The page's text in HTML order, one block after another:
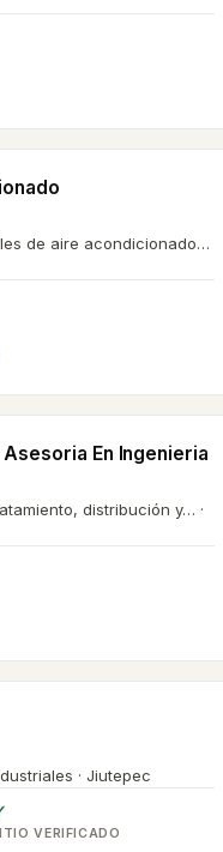
de aire acondicionado…
En Ingenieria
distribución y… ·
· Jiutepec
VERIFICADO